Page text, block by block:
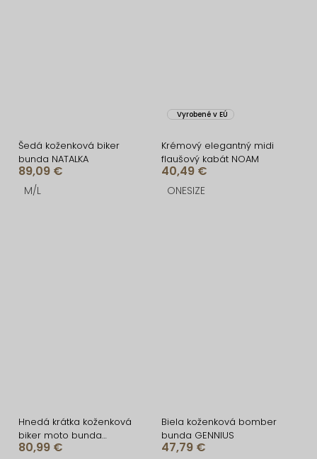
Šedá koženková biker
bunda NATALKA
89,09 €
M/L
Vyrobené v EÚ
Krémový elegantný midi
flaušový kabát NOAM
40,49 €
ONESIZE
Hnedá krátka koženková
biker moto bunda
CANDIDA
80,99 €
Biela koženková bomber
bunda GENNIUS
47,79 €